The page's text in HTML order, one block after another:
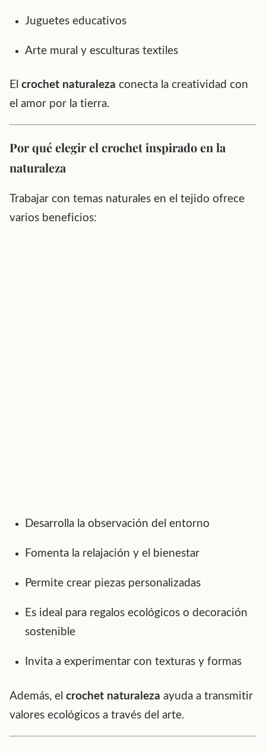
Juguetes educativos
Arte mural y esculturas textiles
El crochet naturaleza conecta la creatividad con
el amor por la tierra.
Por qué elegir el crochet inspirado en la
naturaleza
Trabajar con temas naturales en el tejido ofrece
varios beneficios:
Desarrolla la observación del entorno
Fomenta la relajación y el bienestar
Permite crear piezas personalizadas
Es ideal para regalos ecológicos o decoración
sostenible
Invita a experimentar con texturas y formas
Además, el crochet naturaleza ayuda a transmitir
valores ecológicos a través del arte.